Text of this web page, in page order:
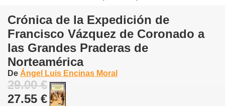
Crónica de la Expedición de
Francisco Vázquez de Coronado a
las Grandes Praderas de
Norteamérica
De Ángel Luis Encinas Moral
29.00 €
27.55 €